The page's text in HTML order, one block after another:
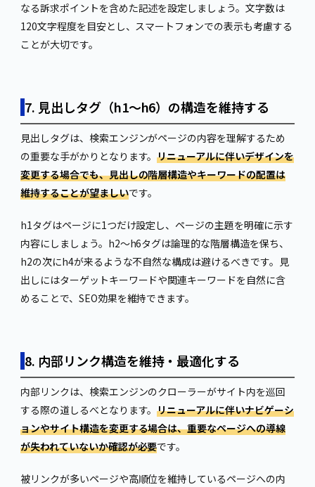
なる訴求ポイントを含めた記述を設定しましょう。文字数は
120文字程度を目安とし、スマートフォンでの表示も考慮する
ことが大切です。
7. 見出しタグ（h1〜h6）の構造を維持する
見出しタグは、検索エンジンがページの内容を理解するため
の重要な手がかりとなります。リニューアルに伴いデザインを
変更する場合でも、見出しの階層構造やキーワードの配置は
維持することが望ましいです。
h1タグはページに1つだけ設定し、ページの主題を明確に示す
内容にしましょう。h2〜h6タグは論理的な階層構造を保ち、
h2の次にh4が来るような不自然な構成は避けるべきです。見
出しにはターゲットキーワードや関連キーワードを自然に含
めることで、SEO効果を維持できます。
8. 内部リンク構造を維持・最適化する
内部リンクは、検索エンジンのクローラーがサイト内を巡回
する際の道しるべとなります。リニューアルに伴いナビゲーシ
ョンやサイト構造を変更する場合は、重要なページへの導線
が失われていないか確認が必要です。
被リンクが多いページや高順位を維持しているページへの内